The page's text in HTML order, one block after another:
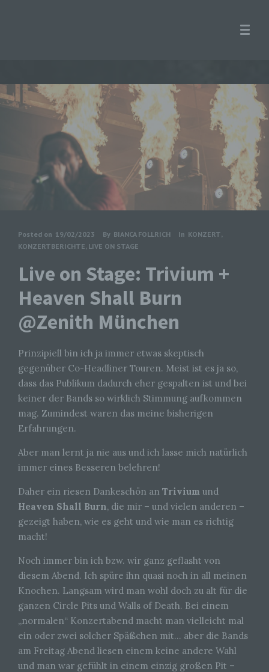
Posted on 19/02/2023 By BIANCA FOLLRICH In KONZERT,
KONZERTBERICHTE, LIVE ON STAGE
Live on Stage: Trivium +
Heaven Shall Burn
@Zenith München
Prinzipiell bin ich ja immer etwas skeptisch
gegenüber Co-Headliner Touren. Meist ist es ja so,
dass das Publikum dadurch eher gespalten ist und bei
keiner der Bands so wirklich Stimmung aufkommen
mag. Zumindest waren das meine bisherigen
Erfahrungen.
Aber man lernt ja nie aus und ich lasse mich natürlich
immer eines Besseren belehren!
Daher ein riesen Dankeschön an Trivium und
Heaven Shall Burn, die mir – und vielen anderen –
gezeigt haben, wie es geht und wie man es richtig
macht!
Noch immer bin ich bzw. wir ganz geflasht von
diesem Abend. Ich spüre ihn quasi noch in all meinen
Knochen. Langsam wird man wohl doch zu alt für die
ganzen Circle Pits und Walls of Death. Bei einem
„normalen“ Konzertabend macht man vielleicht mal
ein oder zwei solcher Späßchen mit… aber die Bands
am Freitag Abend liesen einem keine andere Wahl
und man war gefühlt in einem einzig großen Pit –